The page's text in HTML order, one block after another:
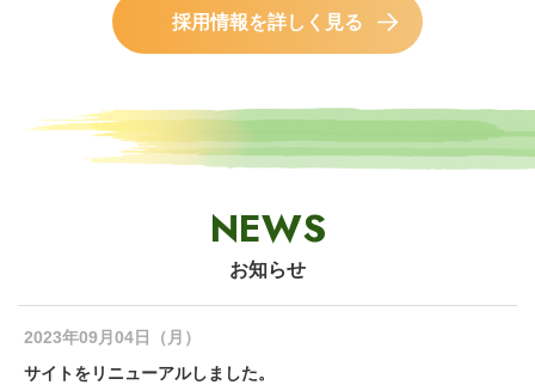
採用情報を詳しく見る
NEWS
お知らせ
2023年09月04日（月）
サイトをリニューアルしました。